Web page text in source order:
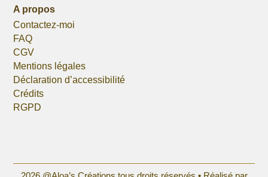
A propos
Contactez-moi
FAQ
CGV
Mentions légales
Déclaration d’accessibilité
Crédits
RGPD